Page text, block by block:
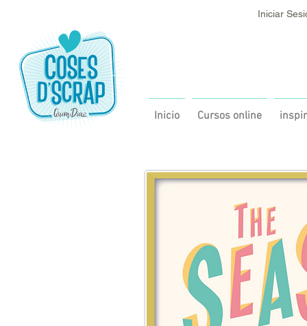
Iniciar
Inicio Cursos online